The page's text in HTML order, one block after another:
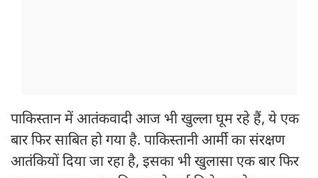
पाकिस्तान में आतंकवादी आज भी खुल्ला घूम रहे हैं, ये एक
बार फिर साबित हो गया है. पाकिस्तानी आर्मी का संरक्षण
आतंकियों दिया जा रहा है, इसका भी खुलासा एक बार फिर